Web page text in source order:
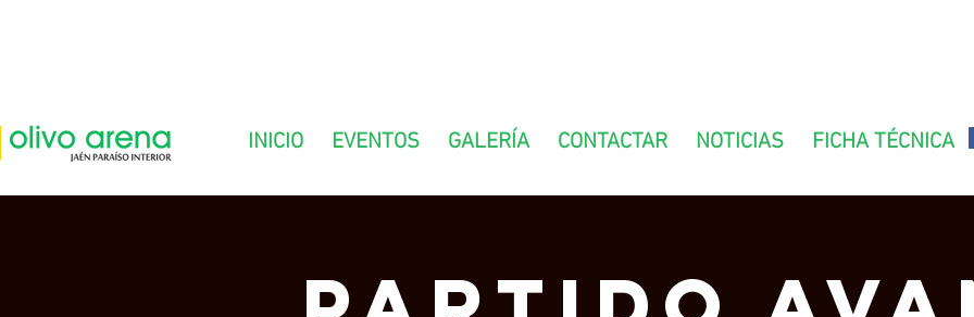
INICIO EVENTOS GALERÍA CONTACTAR NOTICIAS FICHA TÉCNICA